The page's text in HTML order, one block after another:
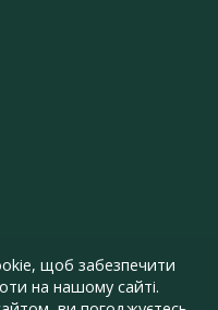
щоб забезпечити
на нашому сайті.